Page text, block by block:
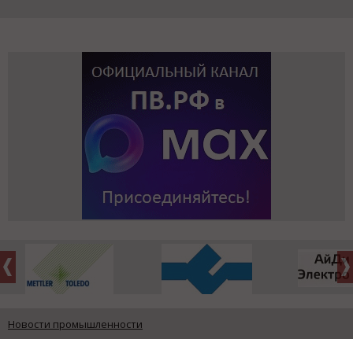
Новости промышленности